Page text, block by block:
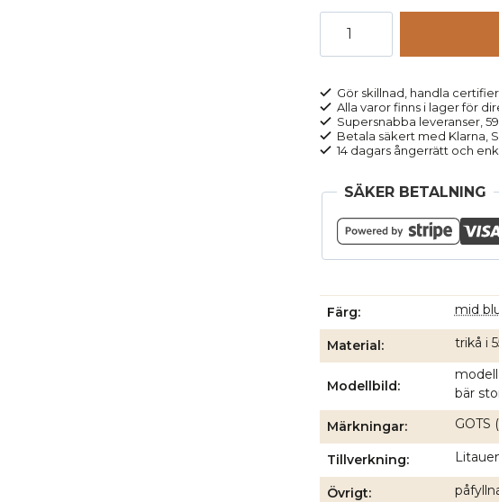
blå
melerad
mängd
Gör skillnad, handla
Alla varor finns i lager för
Supersnabba leveranser,
Betala säkert med Klarna,
14 dagars ångerrätt och
SÄKER BETALNING
Färg mid
Material trikå i
Modellbild
bär
Märkningar GOTS
Tillverkning
Övrigt